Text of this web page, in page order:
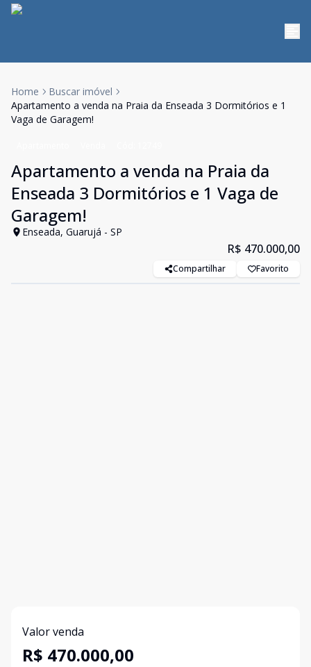
Home
Buscar imóvel
Apartamento a venda na Praia da Enseada 3 Dormitórios e 1
Vaga de Garagem!
Apartamento a venda na Praia da
Enseada 3 Dormitórios e 1 Vaga de
Garagem!
Enseada, Guarujá - SP
R$ 470.000,00
Compartilhar Favorito
Valor venda
R$ 470.000,00